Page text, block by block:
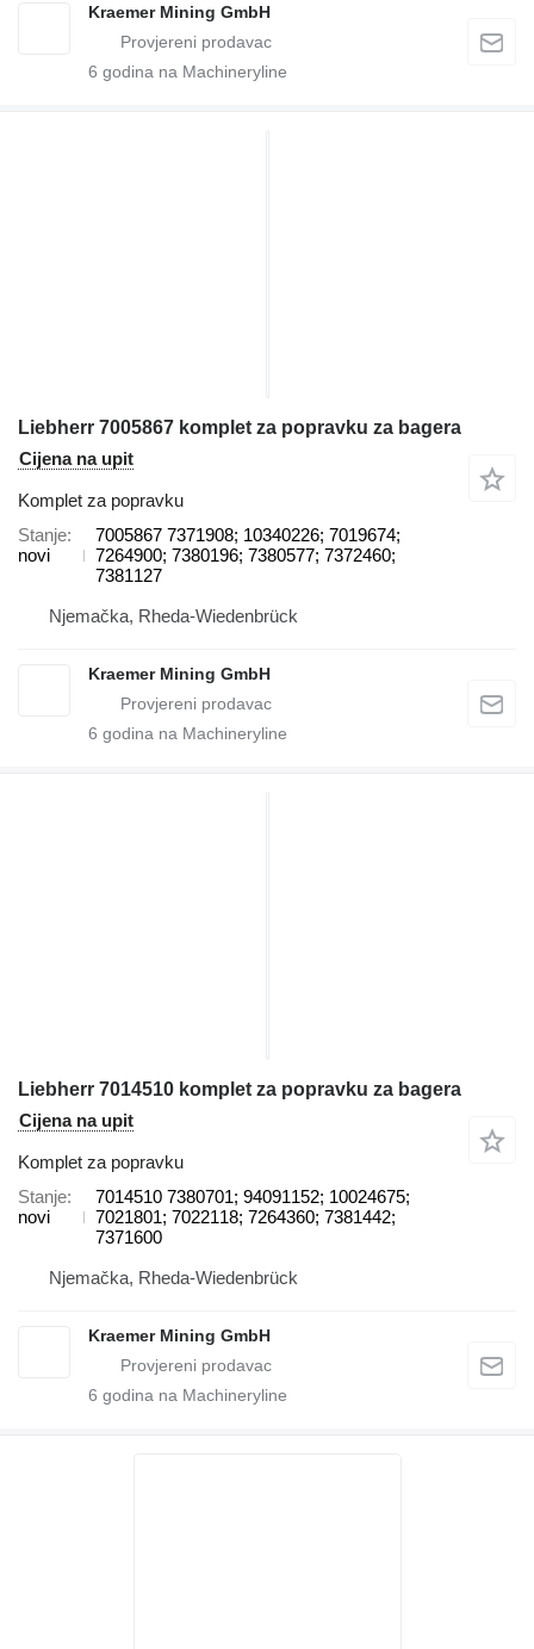
Kraemer Mining GmbH
6 godina na Machineryline
Liebherr 7005867 komplet za popravku za bagera
Cijena na upit
Komplet za popravku
Stanje
novi
7005867 7371908; 10340226; 7019674;
7264900; 7380196; 7380577; 7372460;
7381127
Njemačka, Rheda-Wiedenbrück
Kraemer Mining GmbH
6 godina na Machineryline
Liebherr 7014510 komplet za popravku za bagera
Cijena na upit
Komplet za popravku
Stanje
novi
7014510 7380701; 94091152; 10024675;
7021801; 7022118; 7264360; 7381442;
7371600
Njemačka, Rheda-Wiedenbrück
Kraemer Mining GmbH
6 godina na Machineryline